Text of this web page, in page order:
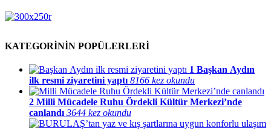
KATEGORİNİN POPÜLERLERİ
1 Başkan Aydın
ilk resmi ziyaretini yaptı 8166 kez okundu
2 Milli Mücadele Ruhu Ördekli Kültür Merkezi’nde
canlandı 3644 kez okundu